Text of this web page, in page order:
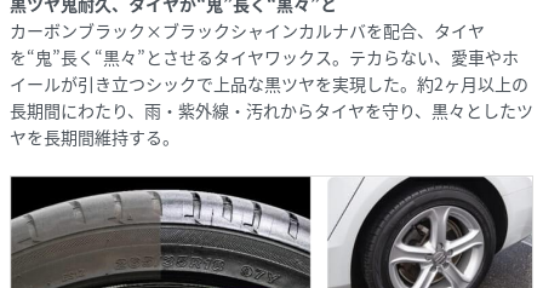
カーボンブラック×ブラックシャインカルナバを配合、タイヤ
を“鬼”長く“黒々”とさせるタイヤワックス。テカらない、愛車やホ
イールが引き立つシックで上品な黒ツヤを実現した。約2ヶ月以上の
長期間にわたり、雨・紫外線・汚れからタイヤを守り、黒々としたツ
ヤを長期間維持する。